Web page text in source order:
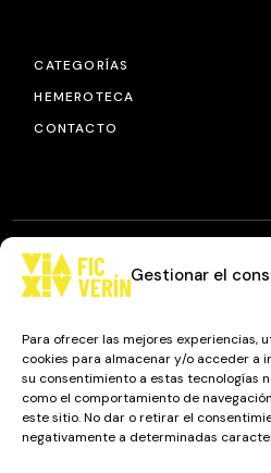
Gestionar el
Para ofrecer las mejores experiencias,
cookies para almacenar y/o acceder a
su consentimiento a estas tecnologías
como el comportamiento de
este sitio. No dar o retirar el
negativamente a determinadas
CATEGORÍAS
HEMEROTECA
CONTACTO
Camino a Balnearios de Sousas
32600, Verín, Ourense